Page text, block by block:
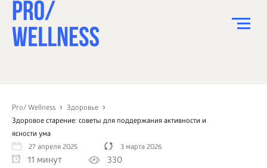
Pro/ Wellness
Здоровье
Здоровое старение: советы для поддержания активности и
ясности ума
27 апреля 2025
3 марта 2026
11 минут 330
СПОРТ
ЗДОРОВЬЕ
КРАСОТА